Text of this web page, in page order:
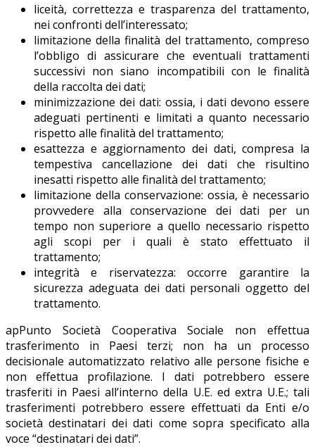
liceità, correttezza e trasparenza del trattamento,
nei confronti dell’interessato;
limitazione della finalità del trattamento, compreso
l’obbligo di assicurare che eventuali trattamenti
successivi non siano incompatibili con le finalità
della raccolta dei dati;
minimizzazione dei dati: ossia, i dati devono essere
adeguati pertinenti e limitati a quanto necessario
rispetto alle finalità del trattamento;
esattezza e aggiornamento dei dati, compresa la
tempestiva cancellazione dei dati che risultino
inesatti rispetto alle finalità del trattamento;
limitazione della conservazione: ossia, è necessario
provvedere alla conservazione dei dati per un
tempo non superiore a quello necessario rispetto
agli scopi per i quali è stato effettuato il
trattamento;
integrità e riservatezza: occorre garantire la
sicurezza adeguata dei dati personali oggetto del
trattamento.
apPunto Società Cooperativa Sociale non effettua
trasferimento in Paesi terzi; non ha un processo
decisionale automatizzato relativo alle persone fisiche e
non effettua profilazione. I dati potrebbero essere
trasferiti in Paesi all’interno della U.E. ed extra U.E.; tali
trasferimenti potrebbero essere effettuati da Enti e/o
società destinatari dei dati come sopra specificato alla
voce “destinatari dei dati”.